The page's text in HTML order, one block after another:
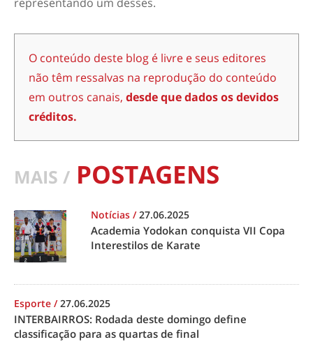
representando um desses.
O conteúdo deste blog é livre e seus editores
não têm ressalvas na reprodução do conteúdo
em outros canais, desde que dados os devidos
créditos.
MAIS / POSTAGENS
Notícias /27.06.2025
Academia Yodokan conquista VII Copa
Interestilos de Karate
Esporte /27.06.2025
INTERBAIRROS: Rodada deste domingo define
classificação para as quartas de final